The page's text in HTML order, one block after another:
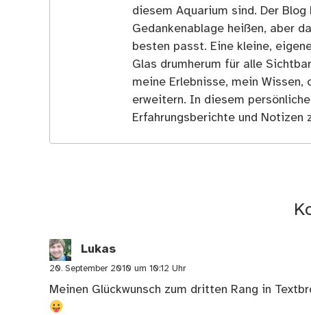
diesem Aquarium sind. Der
Gedankenablage heißen, aber
besten passt. Eine kleine,
Glas drumherum für alle
meine Erlebnisse, mein
erweitern. In diesem
Erfahrungsberichte und Notizen
Lukas
20. September 2010 um 10:12 Uhr
Meinen Glückwunsch zum dritten Rang in